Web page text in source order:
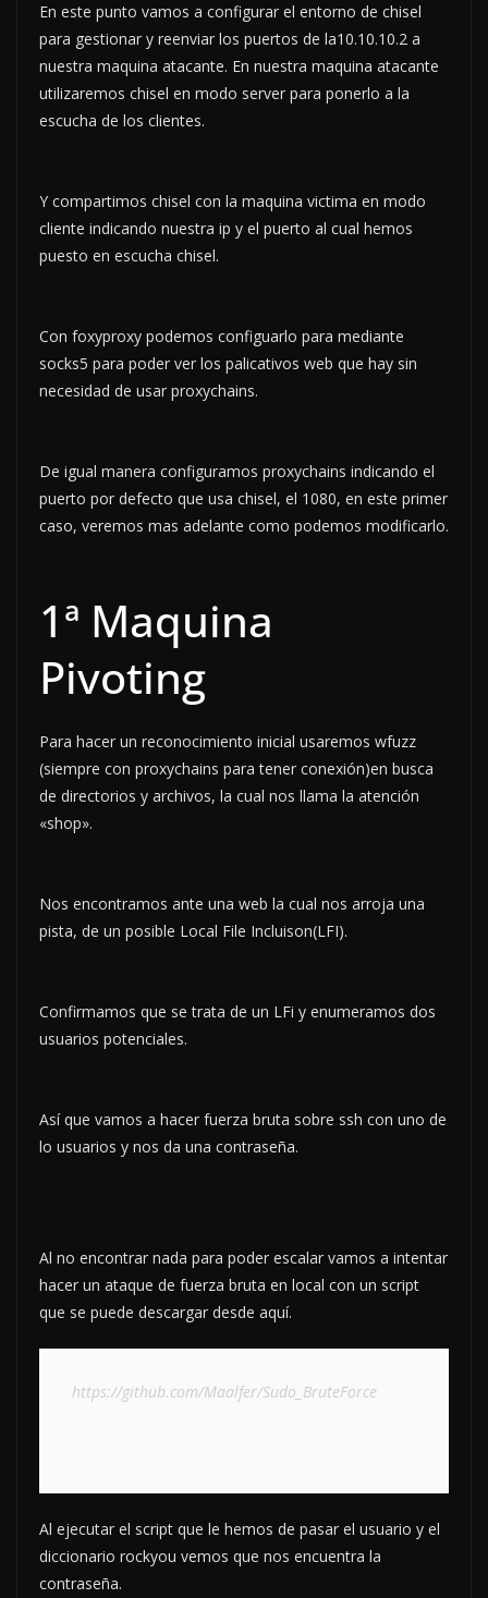
En este punto vamos a configurar el entorno de chisel
para gestionar y reenviar los puertos de la10.10.10.2 a
nuestra maquina atacante. En nuestra maquina atacante
utilizaremos chisel en modo server para ponerlo a la
escucha de los clientes.
Y compartimos chisel con la maquina victima en modo
cliente indicando nuestra ip y el puerto al cual hemos
puesto en escucha chisel.
Con foxyproxy podemos configuarlo para mediante
socks5 para poder ver los palicativos web que hay sin
necesidad de usar proxychains.
De igual manera configuramos proxychains indicando el
puerto por defecto que usa chisel, el 1080, en este primer
caso, veremos mas adelante como podemos modificarlo.
1ª Maquina
Pivoting
Para hacer un reconocimiento inicial usaremos wfuzz
(siempre con proxychains para tener conexión)en busca
de directorios y archivos, la cual nos llama la atención
«shop».
Nos encontramos ante una web la cual nos arroja una
pista, de un posible Local File Incluison(LFI).
Confirmamos que se trata de un LFi y enumeramos dos
usuarios potenciales.
Así que vamos a hacer fuerza bruta sobre ssh con uno de
lo usuarios y nos da una contraseña.
Al no encontrar nada para poder escalar vamos a intentar
hacer un ataque de fuerza bruta en local con un script
que se puede descargar desde aquí.
https://github.com/Maalfer/Sudo_BruteForce
Al ejecutar el script que le hemos de pasar el usuario y el
diccionario rockyou vemos que nos encuentra la
contraseña.